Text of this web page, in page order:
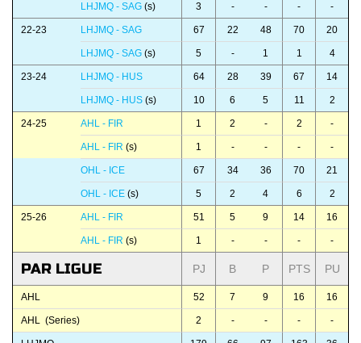
LHJMQ - SAG (s) 3 - - - -
22-23 LHJMQ - SAG 67 22 48 70 20
LHJMQ - SAG (s) 5 - 1 1 4
23-24 LHJMQ - HUS 64 28 39 67 14
LHJMQ - HUS (s) 10 6 5 11 2
24-25 AHL - FIR 1 2 - 2 -
AHL - FIR (s) 1 - - - -
OHL - ICE 67 34 36 70 21
OHL - ICE (s) 5 2 4 6 2
25-26 AHL - FIR 51 5 9 14 16
AHL - FIR (s) 1 - - - -
PAR LIGUE PJ B P PTS PU
AHL 52 7 9 16 16
AHL (Series) 2 - - - -